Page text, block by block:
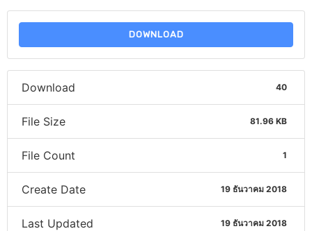
DOWNLOAD
Download 40
File Size 81.96 KB
File Count 1
Create Date 19 ธันวาคม 2018
Last Updated 19 ธันวาคม 2018